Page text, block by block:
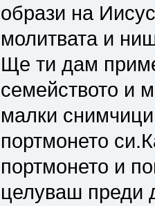
образи на
молитвата и
Ще ти дам
семейството и
малки
портмонето
портмонето и
целуваш преди